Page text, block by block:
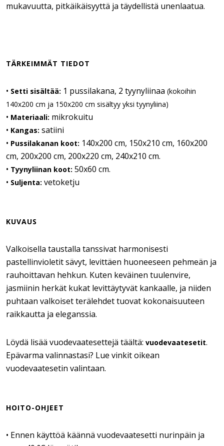
mukavuutta, pitkäikäisyyttä ja täydellistä unenlaatua.
TÄRKEIMMÄT TIEDOT
• Setti sisältää: 1 pussilakana, 2 tyynyliinaa (kokoihin
140x200 cm ja 150x200 cm sisältyy yksi tyynyliina)
• Materiaali: mikrokuitu
• Kangas: satiini
• Pussilakanan koot: 140x200 cm, 150x210 cm, 160x200
cm, 200x200 cm, 200x220 cm, 240x210 cm.
• Tyynyliinan koot: 50x60 cm.
• Suljenta: vetoketju
KUVAUS
Valkoisella taustalla tanssivat harmonisesti
pastellinvioletit sävyt, levittäen huoneeseen pehmeän ja
rauhoittavan hehkun. Kuten keväinen tuulenvire,
jasmiinin herkät kukat levittäytyvät kankaalle, ja niiden
puhtaan valkoiset terälehdet tuovat kokonaisuuteen
raikkautta ja eleganssia.
Löydä lisää vuodevaatesettejä täältä: vuodevaatesetit.
Epävarma valinnastasi? Lue vinkit oikean
vuodevaatesetin valintaan.
HOITO-OHJEET
• Ennen käyttöä käännä vuodevaatesetti nurinpäin ja